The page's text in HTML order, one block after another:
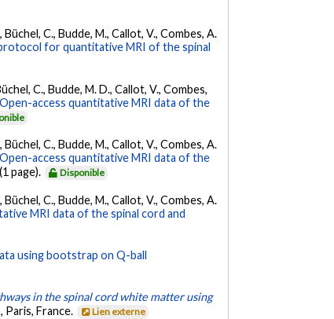
C., Budde, M., Callot, V., Combes, A.
for quantitative MRI of the spinal
C., Budde, M. D., Callot, V., Combes,
access quantitative MRI data of the
C., Budde, M., Callot, V., Combes, A.
access quantitative MRI data of the
page). Disponible
C., Budde, M., Callot, V., Combes, A.
MRI data of the spinal cord and
using bootstrap on Q-ball
in the spinal cord white matter using
Paris, France. Lien externe